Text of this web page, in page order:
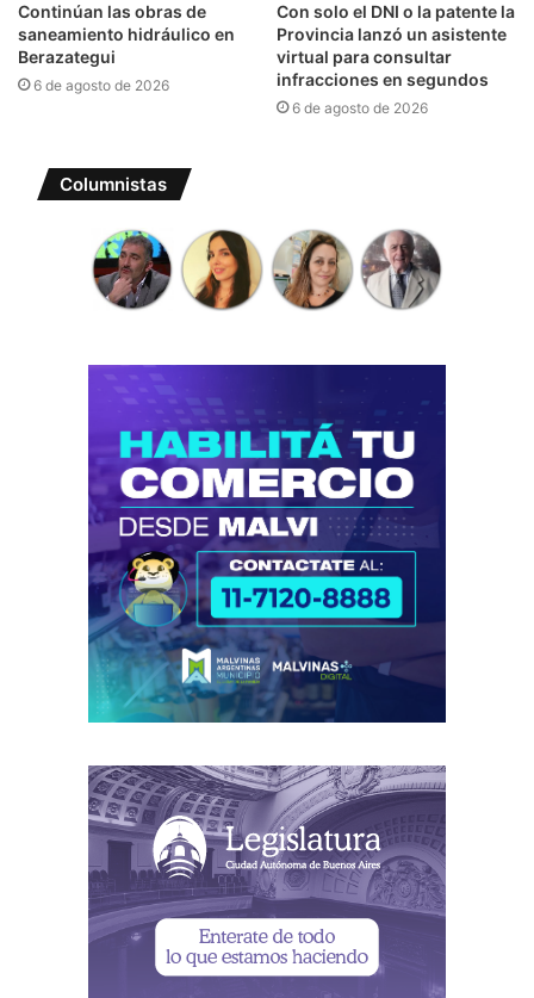
Continúan las obras de
saneamiento hidráulico en
Berazategui
6 de agosto de 2026
Con solo el DNI o la patente la
Provincia lanzó un asistente
virtual para consultar
infracciones en segundos
6 de agosto de 2026
Columnistas